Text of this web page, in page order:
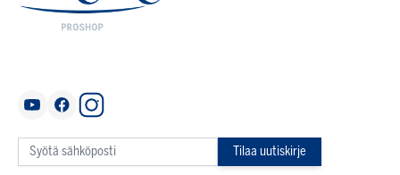
Tilaa uutiskirje